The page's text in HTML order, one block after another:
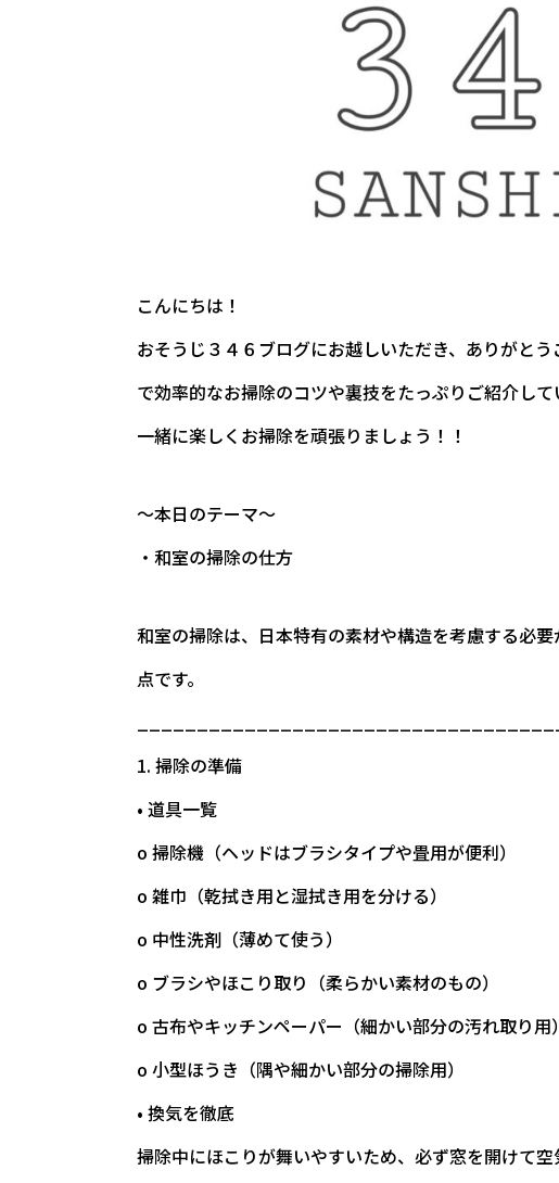
こんにちは！
おそうじ３４６ブログにお越しいただき、ありがと
で効率的なお掃除のコツや裏技をたっぷりご紹介し
一緒に楽しくお掃除を頑張りましょう！！
～本日のテーマ～
・和室の掃除の仕方
和室の掃除は、日本特有の素材や構造を考慮する必
点です。
1. 掃除の準備
• 道具一覧
o 掃除機（ヘッドはブラシタイプや畳用が便利）
o 雑巾（乾拭き用と湿拭き用を分ける）
o 中性洗剤（薄めて使う）
o ブラシやほこり取り（柔らかい素材のもの）
o 古布やキッチンペーパー（細かい部分の汚れ取り用）
o 小型ほうき（隅や細かい部分の掃除用）
• 換気を徹底
掃除中にほこりが舞いやすいため、必ず窓を開けて空